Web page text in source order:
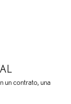
un contrato, una